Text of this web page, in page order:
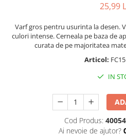
Cutii pentru depozitare
Caiete școlare și hârtie
Caiete geografie și biologie
Caiete tip I, II și III
25,99
Varf gros pentru usurinta la desen.
culori intense. Cerneala pe baza de
curata de pe majoritatea
Articol:
IN
Cod Produs:
Ai nevoie de ajutor?